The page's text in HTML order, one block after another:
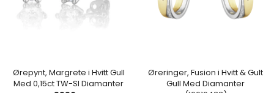
Ørepynt, Margrete i Hvitt Gull
Med 0,15ct TW-SI Diamanter
Øreringer, Fusion i Hvitt & Gult
Gull Med Diamanter